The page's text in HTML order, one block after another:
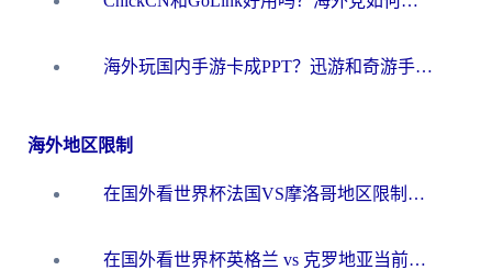
海外玩国内手游卡成PPT？迅游和奇游手游哪个好？一篇讲透回国加速器怎么选
海外地区限制
在国外看世界杯法国VS摩洛哥地区限制？这篇指南让你流畅看中文解说无压力
在国外看世界杯英格兰 vs 克罗地亚当前地区不可播放？这篇指南帮你搞定所有海外观赛难题